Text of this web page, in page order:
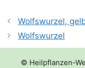
Wolfswurzel,
Wolfswurzel
© Heilpflanzen-